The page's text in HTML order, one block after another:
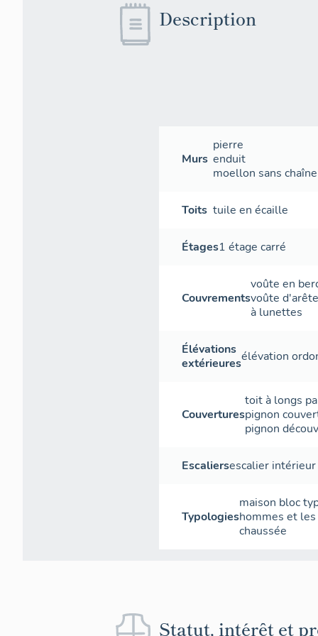
Description
Murs
pierre
enduit
moellon sans
Toits tuile en écaille
Étages1 étage carré
Couvrements
voûte en
voûte
à lunettes
Élévations
extérieuresélévation
Couvertures
toit à longs
pignon
pignon
Escaliersescalier intérieur
Typologies
maison bloc
hommes et
chaussée
Statut, intérêt et